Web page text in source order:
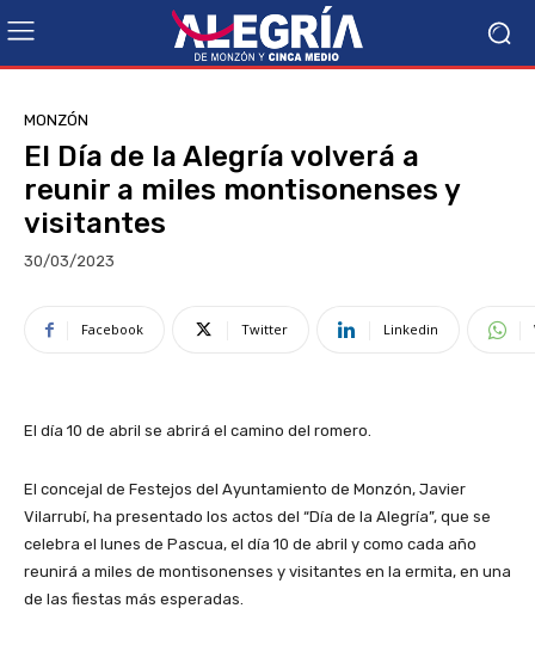
MONZÓN
El Día de la Alegría volverá a
reunir a miles montisonenses y
visitantes
30/03/2023
Facebook Twitter Linkedin
El día 10 de abril se abrirá el camino del romero.
El concejal de Festejos del Ayuntamiento de Monzón, Javier
Vilarrubí, ha presentado los actos del “Día de la Alegría”, que se
celebra el lunes de Pascua, el día 10 de abril y como cada año
reunirá a miles de montisonenses y visitantes en la ermita, en una
de las fiestas más esperadas.